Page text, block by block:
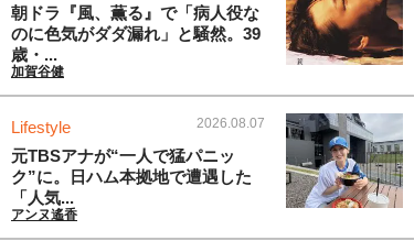
朝ドラ『風、薫る』で「病人役な
のに色気がダダ漏れ」と騒然。39
歳・...
加賀谷健
Lifestyle 2026.08.07
元TBSアナが“一人で猛パニッ
ク”に。日ハム本拠地で遭遇した
「人気...
アンヌ遙香